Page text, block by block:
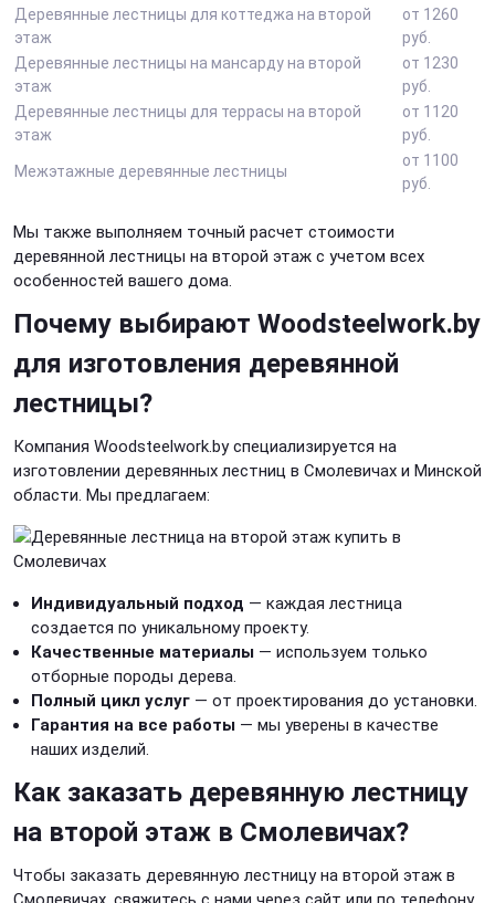
Деревянные лестницы для коттеджа на второй
этаж
от 1260
руб.
Деревянные лестницы на мансарду на второй
этаж
от 1230
руб.
Деревянные лестницы для террасы на второй
этаж
от 1120
руб.
Межэтажные деревянные лестницы
от 1100
руб.
Мы также выполняем точный расчет стоимости
деревянной лестницы на второй этаж с учетом всех
особенностей вашего дома.
Почему выбирают Woodsteelwork.by
для изготовления деревянной
лестницы?
Компания Woodsteelwork.by специализируется на
изготовлении деревянных лестниц в Смолевичах и Минской
области. Мы предлагаем:
Индивидуальный подход — каждая лестница
создается по уникальному проекту.
Качественные материалы — используем только
отборные породы дерева.
Полный цикл услуг — от проектирования до установки.
Гарантия на все работы — мы уверены в качестве
наших изделий.
Как заказать деревянную лестницу
на второй этаж в Смолевичах?
Чтобы заказать деревянную лестницу на второй этаж в